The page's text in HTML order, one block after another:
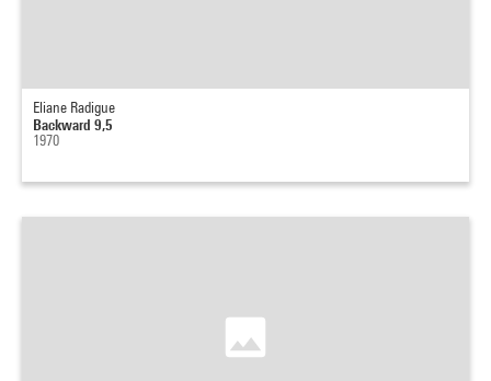
Eliane Radigue
Backward 9,5
1970